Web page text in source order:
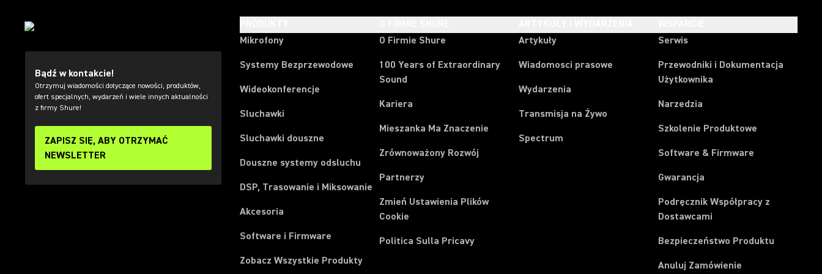
Bądź w kontakcie!
Otrzymuj wiadomości dotyczące nowości, produktów,
ofert specjalnych, wydarzeń i wiele innych aktualności
z firmy Shure!
ZAPISZ SIĘ, ABY OTRZYMAĆ
NEWSLETTER
Mikrofony
Systemy Bezprzewodowe
Wideokonferencje
Sluchawki
Sluchawki douszne
Douszne systemy odsluchu
DSP, Trasowanie i Miksowanie
Akcesoria
Software i Firmware
Zobacz Wszystkie Produkty
O Firmie Shure
100 Years of Extraordinary
Sound
Kariera
Mieszanka Ma Znaczenie
Zrównoważony Rozwój
Partnerzy
Zmień Ustawienia Plików
Cookie
Politica Sulla Pricavy
Artykuły
Wiadomosci prasowe
Wydarzenia
Transmisja na Żywo
Spectrum
Serwis
Przewodniki i Dokumentacja
Użytkownika
Narzedzia
Szkolenie Produktowe
Software & Firmware
Gwarancja
Podręcznik Współpracy z
Dostawcami
Bezpieczeństwo Produktu
Anuluj Zamówienie